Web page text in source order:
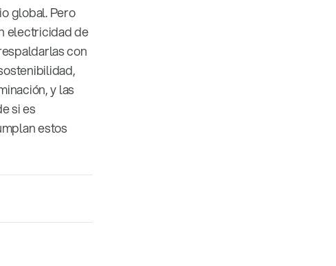
global. Pero
electricidad de
con
y las
si es
estos